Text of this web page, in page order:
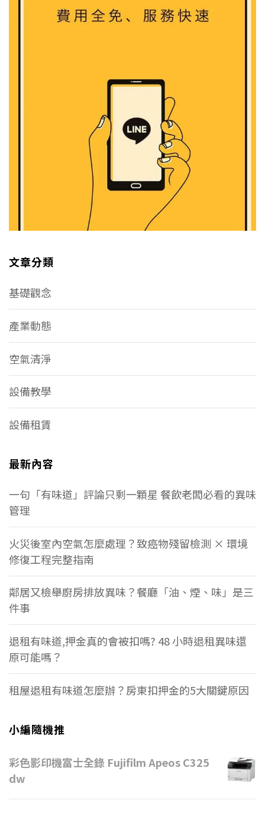
文章分類
基礎觀念
產業動態
空氣清淨
設備教學
設備租賃
最新內容
一句「有味道」評論只剩一顆星 餐飲老闆必看的異味
管理
火災後室內空氣怎麼處理？致癌物殘留檢測 × 環境
修復工程完整指南
鄰居又檢舉廚房排放異味？餐廳「油、煙、味」是三
件事
退租有味道,押金真的會被扣嗎? 48 小時退租異味還
原可能嗎？
租屋退租有味道怎麼辦？房東扣押金的5大關鍵原因
小編隨機推
彩色影印機富士全錄 Fujifilm Apeos C325
dw